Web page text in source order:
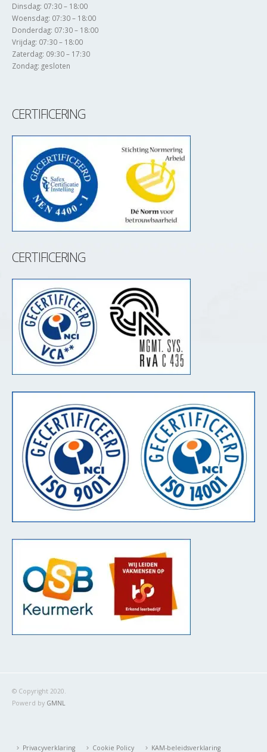
Dinsdag: 07:30 – 18:00
Woensdag: 07:30 – 18:00
Donderdag: 07:30 – 18:00
Vrijdag: 07:30 – 18:00
Zaterdag: 09:30 – 17:30
Zondag: gesloten
CERTIFICERING
CERTIFICERING
© Copyright 2020.
Powerd by GMNL
Privacyverklaring Cookie Policy KAM-beleidsverklaring